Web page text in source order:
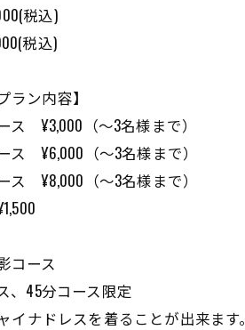
税込)
税込)
ラン内容】
ス ¥3,000（〜3名様まで）
ス ¥6,000（〜3名様まで）
ス ¥8,000（〜3名様まで）
コース
、45分コース限定
イナドレスを着ることが出来ます。